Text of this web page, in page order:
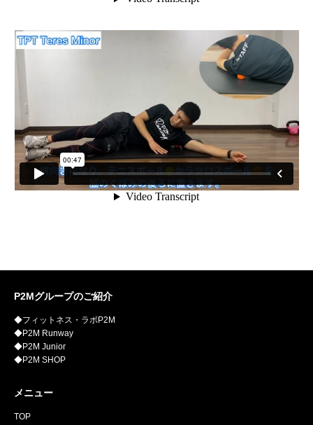
P2Mグループのご紹介
◆フィットネス・ラボP2M
◆P2M Runway
◆P2M Junior
◆P2M SHOP
メニュー
TOP